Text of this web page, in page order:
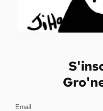
Email